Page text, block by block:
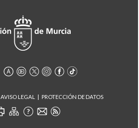
AVISO LEGAL PROTECCIÓN DE DATOS